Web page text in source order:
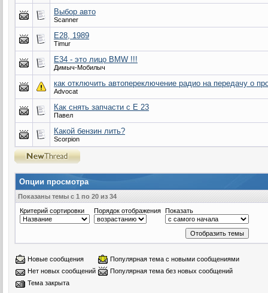
Выбор авто
Scanner
Е28, 1989
Timur
Е34 - это лицо BMW !!!
Димыч-Мобилыч
как отключить автопереключение радио на передачу о
Advocat
Как снять запчасти с Е 23
Павел
Какой бензин лить?
Scorpion
Опции просмотра
Показаны темы с 1 по 20 из 34
Критерий сортировки
Порядок отображения Показать
Новые сообщения
Популярная тема с новыми сообщениями
Нет новых сообщений
Популярная тема без новых сообщений
Тема закрыта